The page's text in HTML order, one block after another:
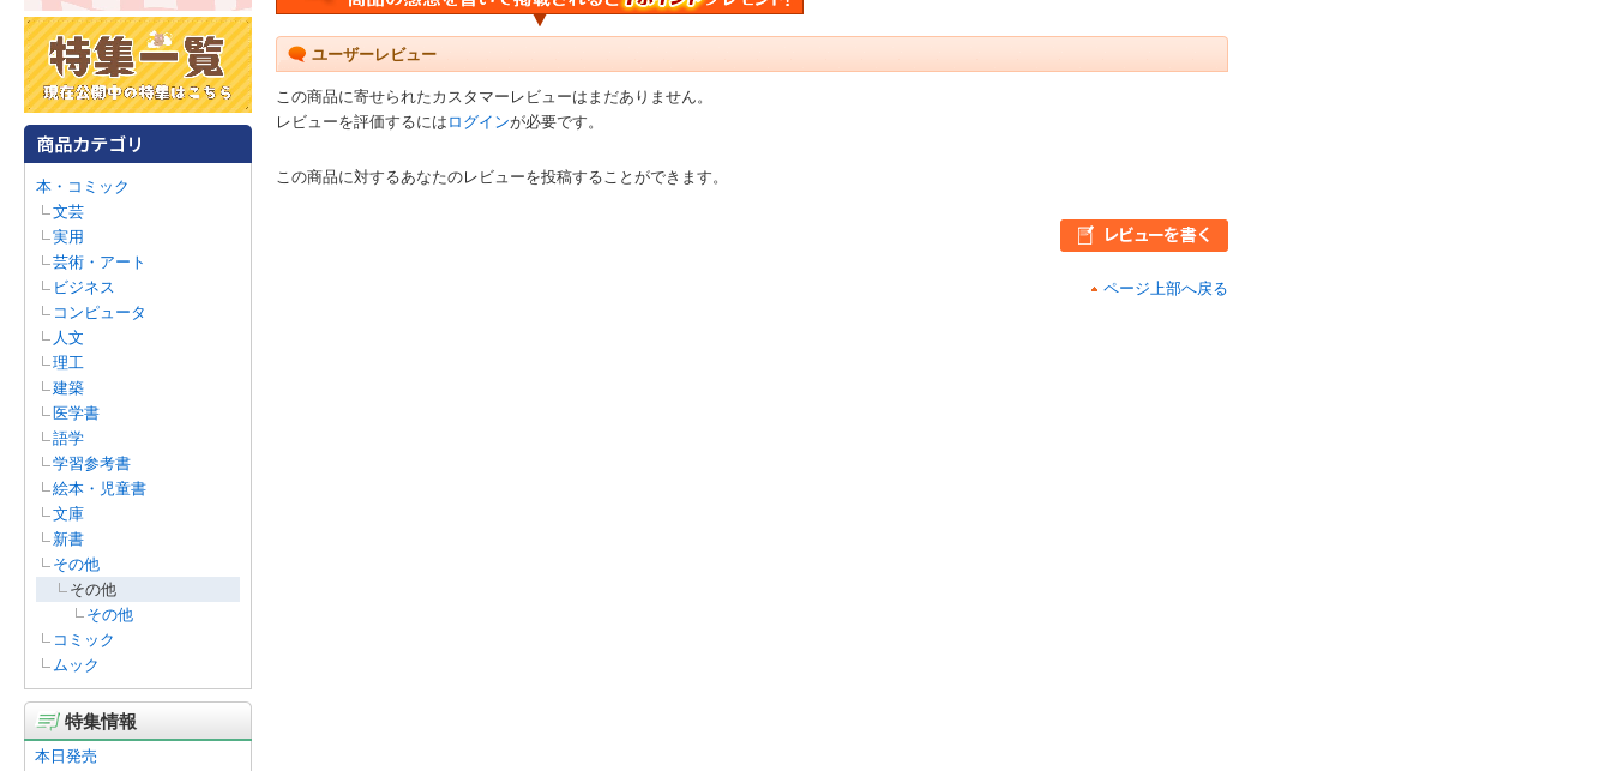
本・コミック
文芸
実用
芸術・アート
ビジネス
コンピュータ
人文
理工
建築
医学書
語学
学習参考書
絵本・児童書
文庫
新書
その他
その他
その他
コミック
ムック
特集情報
本日発売
ユーザーレビュー
この商品に寄せられたカスタマーレビューはまだありません。
レビューを評価するには ログインが必要です。
この商品に対するあなたのレビューを投稿することができます。
ページ上部へ戻る